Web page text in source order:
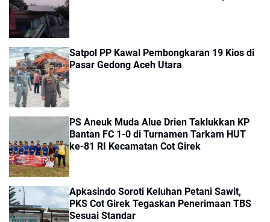
Satpol PP Kawal Pembongkaran 19 Kios di
Pasar Gedong Aceh Utara
PS Aneuk Muda Alue Drien Taklukkan KP
Bantan FC 1-0 di Turnamen Tarkam HUT
ke-81 RI Kecamatan Cot Girek
Apkasindo Soroti Keluhan Petani Sawit,
PKS Cot Girek Tegaskan Penerimaan TBS
Sesuai Standar